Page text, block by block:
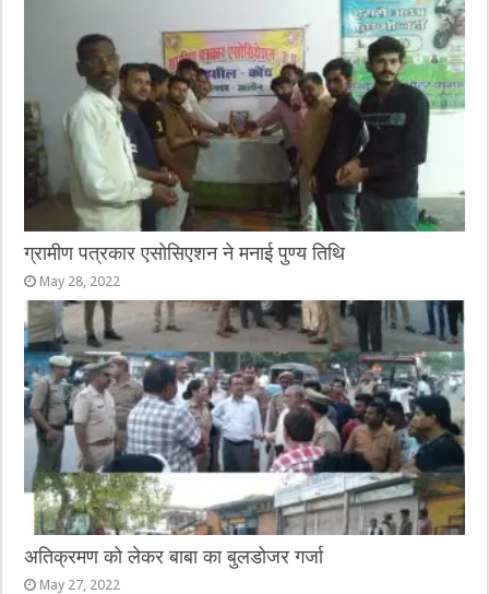
ग्रामीण पत्रकार एसोसिएशन ने मनाई पुण्य तिथि
May 28, 2022
अतिक्रमण को लेकर बाबा का बुलडोजर गर्जा
May 27, 2022